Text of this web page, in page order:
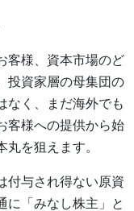
客様、資本市場のど
投資家層の母集団の
なく、まだ海外でも
客様への提供から始
を狙えます。
付与され得ない原資
に「みなし株主」と